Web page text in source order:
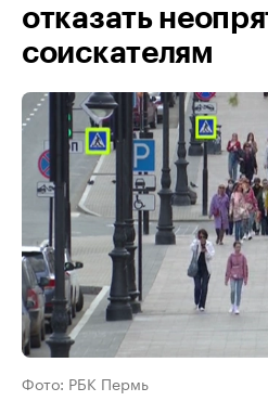
отказать
соискателям
Фото: РБК Пермь